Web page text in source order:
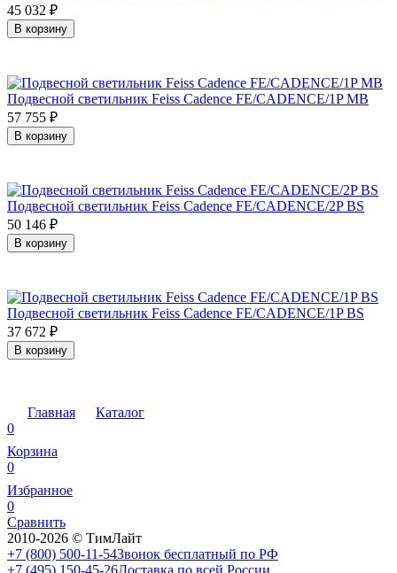
45 032 ₽
В корзину
Подвесной светильник Feiss Cadence FE/CADENCE/1P MB
57 755 ₽
В корзину
Подвесной светильник Feiss Cadence FE/CADENCE/2P BS
50 146 ₽
В корзину
Подвесной светильник Feiss Cadence FE/CADENCE/1P BS
37 672 ₽
В корзину
Главная
Каталог
0
Корзина
0
Избранное
0
Сравнить
2010-2026 © ТимЛайт
+7 (800) 500-11-54Звонок бесплатный по РФ
+7 (495) 150-45-26Доставка по всей России